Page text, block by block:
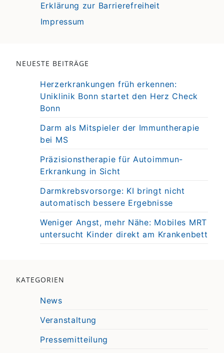
Erklärung zur Barrierefreiheit
Impressum
NEUESTE BEITRÄGE
Herzerkrankungen früh erkennen:
Uniklinik Bonn startet den Herz Check
Bonn
Darm als Mitspieler der Immuntherapie
bei MS
Präzisionstherapie für Autoimmun-
Erkrankung in Sicht
Darmkrebsvorsorge: KI bringt nicht
automatisch bessere Ergebnisse
Weniger Angst, mehr Nähe: Mobiles MRT
untersucht Kinder direkt am Krankenbett
KATEGORIEN
News
Veranstaltung
Pressemitteilung